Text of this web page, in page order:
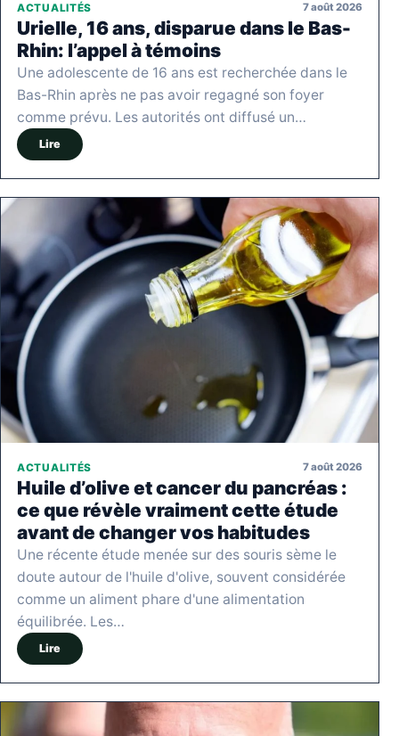
ACTUALITÉS 7 août 2026
Urielle, 16 ans, disparue dans le Bas-
Rhin: l’appel à témoins
Une adolescente de 16 ans est recherchée dans le
Bas-Rhin après ne pas avoir regagné son foyer
comme prévu. Les autorités ont diffusé un…
Lire
ACTUALITÉS 7 août 2026
Huile d’olive et cancer du pancréas :
ce que révèle vraiment cette étude
avant de changer vos habitudes
Une récente étude menée sur des souris sème le
doute autour de l'huile d'olive, souvent considérée
comme un aliment phare d'une alimentation
équilibrée. Les…
Lire